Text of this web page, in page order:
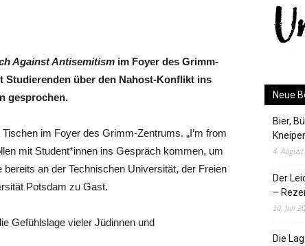
Against Antisemitism im Foyer des Grimm-
Studierenden über den Nahost-Konflikt ins
gesprochen.
im Foyer des Grimm-Zentrums. „I’m from
mit Student*innen ins Gespräch kommen, um
an der Technischen Universität, der Freien
Potsdam zu Gast.
Gefühlslage vieler Jüdinnen und
Neue
Bier,
4.
Der
–
30. Juli
Die